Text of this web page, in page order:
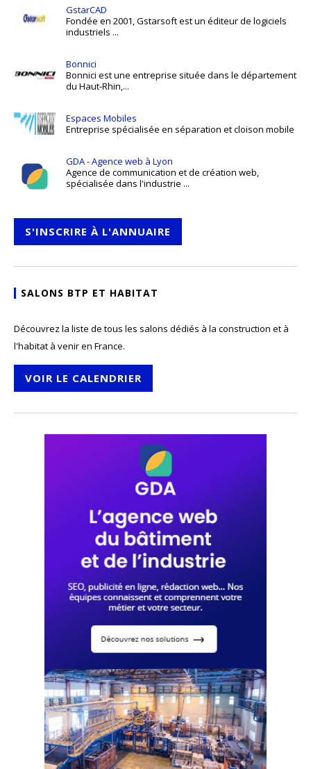
GstarCAD
Fondée en 2001, Gstarsoft est un éditeur de logiciels
industriels ...
Bonnici
Bonnici est une entreprise située dans le département
du Haut-Rhin,...
Espaces Mobiles
Entreprise spécialisée en séparation et cloison mobile
GDA - Agence web à Lyon
Agence de communication et de création web,
spécialisée dans l'industrie ...
S'INSCRIRE À L'ANNUAIRE
SALONS BTP ET HABITAT
Découvrez la liste de tous les salons dédiés à la construction et à
l'habitat à venir en France.
VOIR LE CALENDRIER